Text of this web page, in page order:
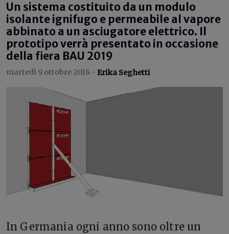
Un sistema costituito da un modulo
isolante ignifugo e permeabile al vapore
abbinato a un asciugatore elettrico. Il
prototipo verrà presentato in occasione
della fiera BAU 2019
martedì 9 ottobre 2018 - Erika Seghetti
In Germania ogni anno sono oltre un